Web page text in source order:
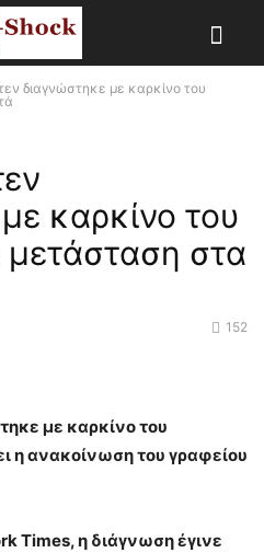
διαγνώστηκε με καρκίνο του
καρκίνο του
μετάσταση στα
152
με καρκίνο του
η ανακοίνωση του γραφείου
Times, η διάγνωση έγινε